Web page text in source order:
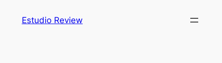
Estudio Review